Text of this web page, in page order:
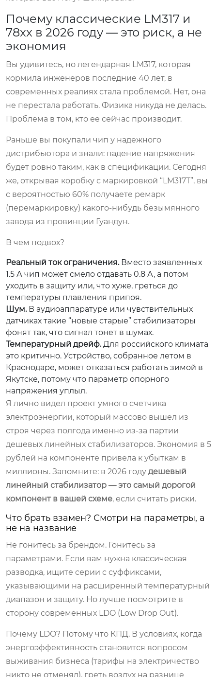
Почему классические LM317 и
78xx в 2026 году — это риск, а не
экономия
Вы удивитесь, но легендарная LM317, которая
кормила инженеров последние 40 лет, в
современных реалиях стала проблемой. Нет, она
не перестала работать. Физика никуда не делась.
Проблема в том, кто ее сейчас производит.
Раньше вы покупали чип у надежного
дистрибьютора и знали: падение напряжения
будет ровно таким, как в спецификации. Сегодня
же, открывая коробку с маркировкой “LM317T”, вы
с вероятностью 60% получаете ремарк
(перемаркировку) какого-нибудь безымянного
завода из провинции Гуандун.
В чем подвох?
Реальный ток ограничения.Вместо заявленных
1.5 А чип может смело отдавать 0.8 А, а потом
уходить в защиту или, что хуже, греться до
температуры плавления припоя.
Шум.В аудиоаппаратуре или чувствительных
датчиках такие “новые старые” стабилизаторы
фонят так, что сигнал тонет в шумах.
Температурный дрейф.Для российского климата
это критично. Устройство, собранное летом в
Краснодаре, может отказаться работать зимой в
Якутске, потому что параметр опорного
напряжения уплыл.
Я лично видел проект умного счетчика
электроэнергии, который массово вышел из
строя через полгода именно из-за партии
дешевых линейных стабилизаторов. Экономия в 5
рублей на компоненте привела к убыткам в
миллионы. Запомните: в 2026 году дешевый
линейный стабилизатор — это самый дорогой
компонент в вашей схеме, если считать риски.
Что брать взамен? Смотри на параметры, а
не на название
Не гонитесь за брендом. Гонитесь за
параметрами. Если вам нужна классическая
разводка, ищите серии с суффиксами,
указывающими на расширенный температурный
диапазон и защиту. Но лучше посмотрите в
сторону современных LDO (Low Drop Out).
Почему LDO? Потому что КПД. В условиях, когда
энергоэффективность становится вопросом
выживания бизнеса (тарифы на электричество
никто не отменял), греть воздух на разнице